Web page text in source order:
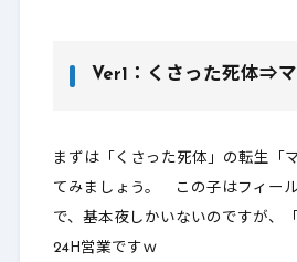
Ver1：くさった死体⇒
まずは「くさった死体」の転生「
てみましょう。 この子はフィー
で、基本夜しかいないのですが、
24H営業ですｗ